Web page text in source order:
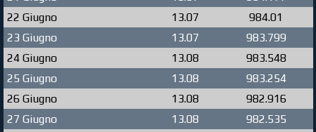
22 Giugno
13.07
984.01
23 Giugno
13.07
983.799
24 Giugno
13.08
983.548
25 Giugno
13.08
983.254
26 Giugno
13.08
982.916
27 Giugno
13.08
982.535